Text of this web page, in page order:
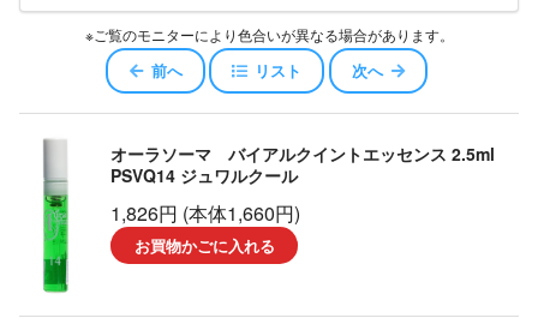
※ご覧のモニターにより色合いが異なる場合があります。
前へ リスト 次へ
オーラソーマ バイアルクイントエッセンス 2.5ml
PSVQ14 ジュワルクール
1,826円 (本体1,660円)
お買物かごに入れる